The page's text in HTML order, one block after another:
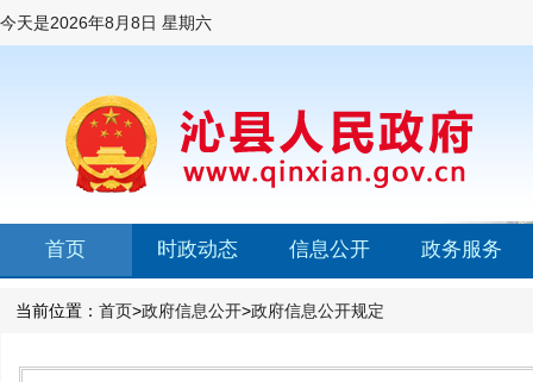
今天是2026年8月8日 星期六
首页 时政动态 信息公开 政务服务
当前位置： 首页>政府信息公开>政府信息公开规定